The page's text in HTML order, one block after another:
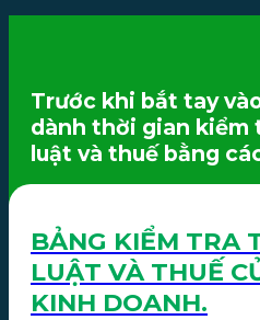
Trước khi bắt tay
dành thời gian kiểm
luật và thuế bằng
BẢNG KIỂM TRA
LUẬT VÀ THUẾ
KINH DOANH.